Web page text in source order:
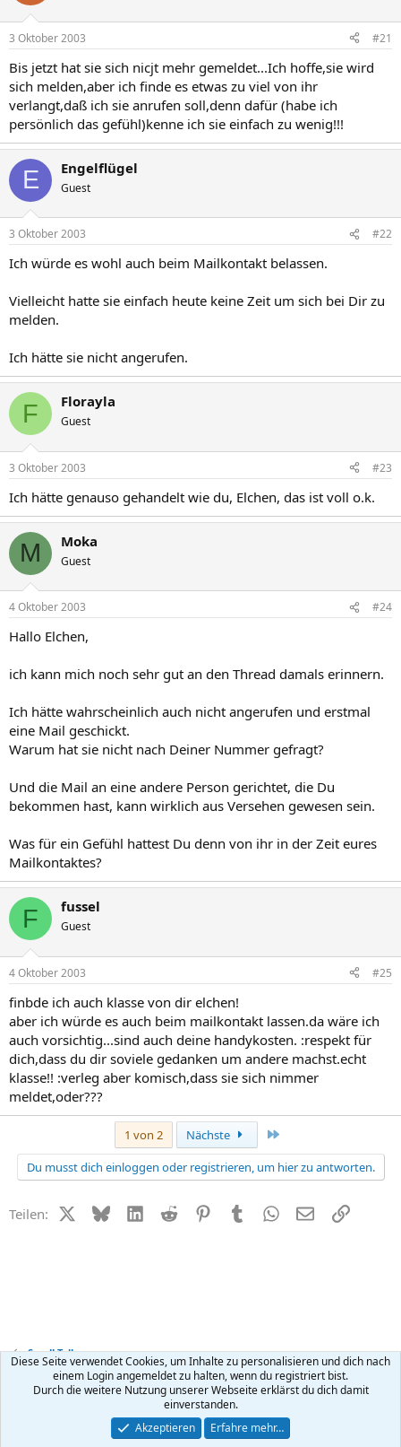
3 Oktober 2003 #21
Bis jetzt hat sie sich nicjt mehr gemeldet...Ich hoffe,sie wird
sich melden,aber ich finde es etwas zu viel von ihr
verlangt,daß ich sie anrufen soll,denn dafür (habe ich
persönlich das gefühl)kenne ich sie einfach zu wenig!!!
E Engelflügel
Guest
3 Oktober 2003 #22
Ich würde es wohl auch beim Mailkontakt belassen.
Vielleicht hatte sie einfach heute keine Zeit um sich bei Dir zu
melden.
Ich hätte sie nicht angerufen.
F Florayla
Guest
3 Oktober 2003 #23
Ich hätte genauso gehandelt wie du, Elchen, das ist voll o.k.
M Moka
Guest
4 Oktober 2003 #24
Hallo Elchen,
ich kann mich noch sehr gut an den Thread damals erinnern.
Ich hätte wahrscheinlich auch nicht angerufen und erstmal
eine Mail geschickt.
Warum hat sie nicht nach Deiner Nummer gefragt?
Und die Mail an eine andere Person gerichtet, die Du
bekommen hast, kann wirklich aus Versehen gewesen sein.
Was für ein Gefühl hattest Du denn von ihr in der Zeit eures
Mailkontaktes?
F fussel
Guest
4 Oktober 2003 #25
finbde ich auch klasse von dir elchen!
aber ich würde es auch beim mailkontakt lassen.da wäre ich
auch vorsichtig...sind auch deine handykosten. :respekt für
dich,dass du dir soviele gedanken um andere machst.echt
klasse!! :verleg aber komisch,dass sie sich nimmer
meldet,oder???
1 von 2 Nächste
Du musst dich einloggen oder registrieren, um hier zu antworten.
Teilen: X (Twitter)
BlueskyLinkedIn
Reddit PinterestTumblr WhatsApp
E-MailLink
Small Talk
Kontakt Nutzungsbedingungen Datenschutz Hilfe
R
Community platform by XenForo ® © 2010-2026 XenForo Ltd.
Diese Seite verwendet Cookies, um Inhalte zu personalisieren und dich nach
einem Login angemeldet zu halten, wenn du registriert bist.
Durch die weitere Nutzung unserer Webseite erklärst du dich damit
einverstanden.
Akzeptieren
Erfahre mehr…